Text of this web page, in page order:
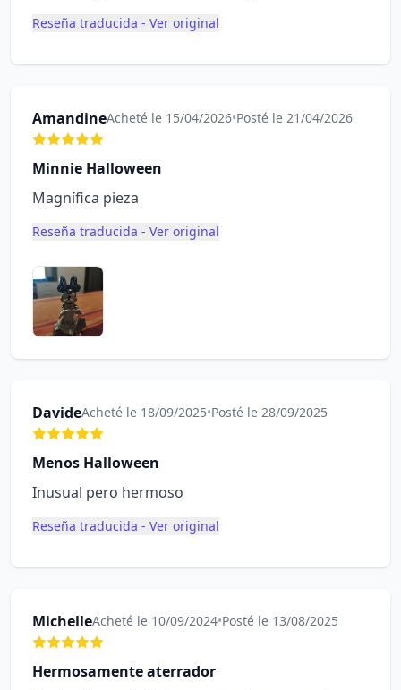
Reseña traducida - Ver original
AmandineAcheté le 15/04/2026•Posté le 21/04/2026
Minnie Halloween
Magnífica pieza
Reseña traducida - Ver original
DavideAcheté le 18/09/2025•Posté le 28/09/2025
Menos Halloween
Inusual pero hermoso
Reseña traducida - Ver original
MichelleAcheté le 10/09/2024•Posté le 13/08/2025
Hermosamente aterrador